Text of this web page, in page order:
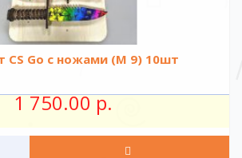
CS Go с ножами (М 9) 10шт
1 750.00 р.